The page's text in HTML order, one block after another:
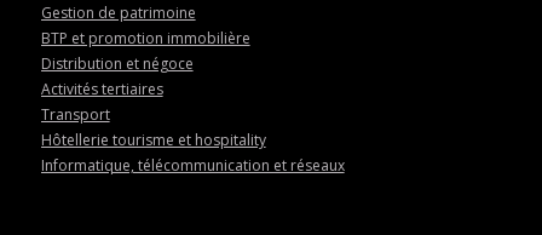
Gestion de patrimoine
BTP et promotion immobilière
Distribution et négoce
Activités tertiaires
Transport
Hôtellerie tourisme et hospitality
Informatique, télécommunication et réseaux